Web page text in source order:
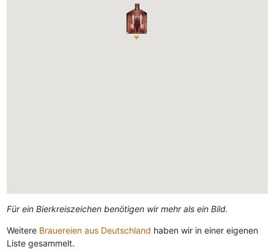
Für ein Bierkreiszeichen benötigen wir mehr als ein Bild.
Weitere Brauereien aus Deutschland haben wir in einer eigenen
Liste gesammelt.